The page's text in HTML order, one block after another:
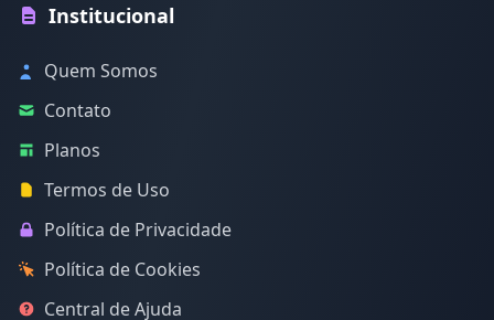
Institucional
Quem Somos
Contato
Planos
Termos de Uso
Política de Privacidade
Política de Cookies
Central de Ajuda